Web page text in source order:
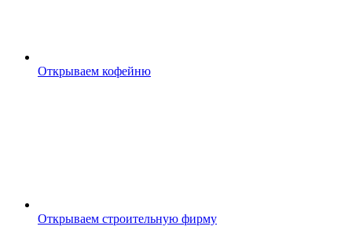
Открываем кофейню
Открываем строительную фирму